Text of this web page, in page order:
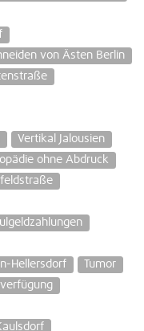
von Ästen Berlin
Vertikal Jalousien
ohne Abdruck
Hellersdorf
Tumor